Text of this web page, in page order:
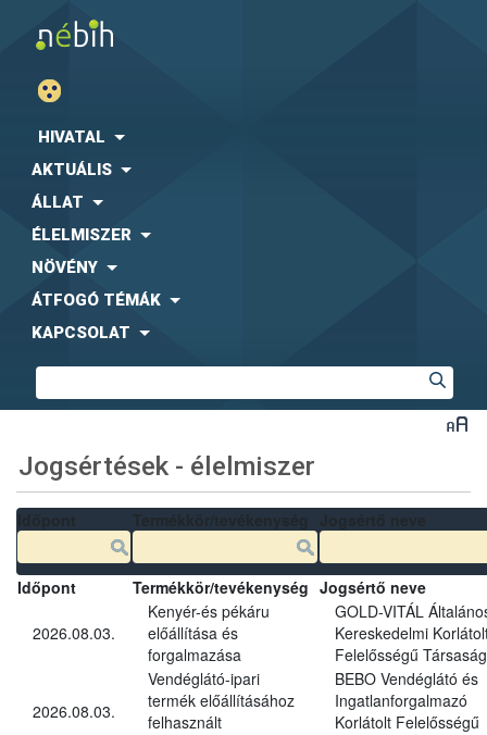
HIVATAL
AKTUÁLIS
ÁLLAT
ÉLELMISZER
NÖVÉNY
ÁTFOGÓ TÉMÁK
KAPCSOLAT
Jogsértések - élelmiszer
Időpont Termékkör/tevékenység Jogsértő neve
2026.08.03.
Kenyér-és pékáru
előállítása és
forgalmazása
GOLD-VITÁL
Kereskedelmi
Felelősségű Társaság
2026.08.03.
Vendéglátó-ipari
termék előállításához
felhasznált
BEBO Vendéglátó és
Ingatlanforgalmazó
Korlátolt Felelősségű